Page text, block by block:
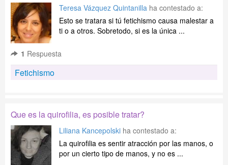
Teresa Vázquez Quintanilla ha contestado a:
Esto se tratara si tú fetichismo causa malestar a
ti o a otros. Sobretodo, si es la única ...
1 Respuesta
Fetichismo
Que es la quirofilia, es posible tratar?
Liliana Kancepolski ha contestado a:
La quirofilia es sentir atracción por las manos, o
por un cierto tipo de manos, y no es ...